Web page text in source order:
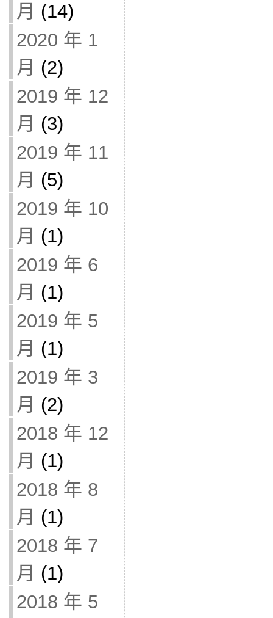
月 (14)
2020 年 1
月 (2)
2019 年 12
月 (3)
2019 年 11
月 (5)
2019 年 10
月 (1)
2019 年 6
月 (1)
2019 年 5
月 (1)
2019 年 3
月 (2)
2018 年 12
月 (1)
2018 年 8
月 (1)
2018 年 7
月 (1)
2018 年 5